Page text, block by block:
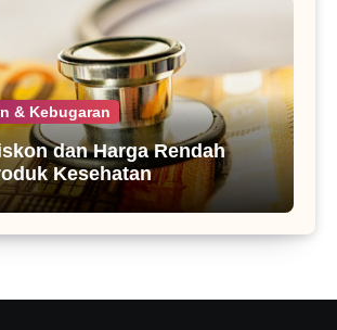
& Kebugaran
dan Harga Rendah
Kesehatan